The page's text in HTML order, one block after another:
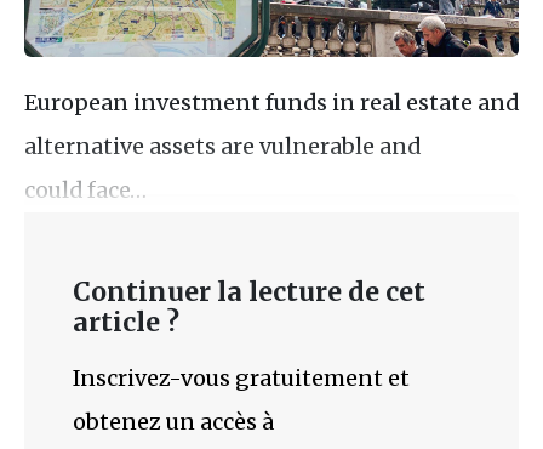
European investment funds in real estate and
alternative assets are vulnerable and
could face…
Continuer la lecture de cet
article ?
Inscrivez-vous gratuitement et
obtenez un accès à